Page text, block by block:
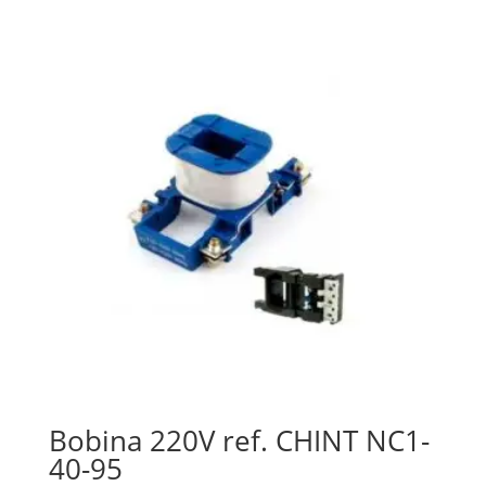
Bobina 220V ref. CHINT NC1-
40-95